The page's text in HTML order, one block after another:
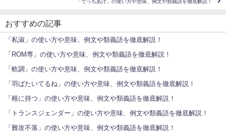
「でっちあげ」の使い方や意味、例文や類義語を徹底解説！
おすすめの記事
「私淑」の使い方や意味、例文や類義語を徹底解説！
「ROM専」の使い方や意味、例文や類義語を徹底解説！
「軟調」の使い方や意味、例文や類義語を徹底解説！
「羽ばたいてるね」の使い方や意味、例文や類義語を徹底解説！
「根に持つ」の使い方や意味、例文や類義語を徹底解説！
「トランスジェンダー」の使い方や意味、例文や類義語を徹底解説！
「難攻不落」の使い方や意味、例文や類義語を徹底解説！